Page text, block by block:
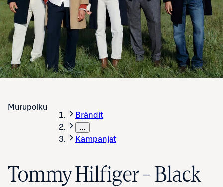
Murupolku
Brändit
Kampanjat
Tommy Hilfiger – Black